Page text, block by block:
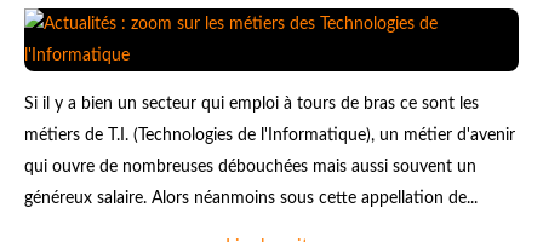
Si il y a bien un secteur qui emploi à tours de bras ce sont les
métiers de T.I. (Technologies de l'Informatique), un métier d'avenir
qui ouvre de nombreuses débouchées mais aussi souvent un
généreux salaire. Alors néanmoins sous cette appellation de...